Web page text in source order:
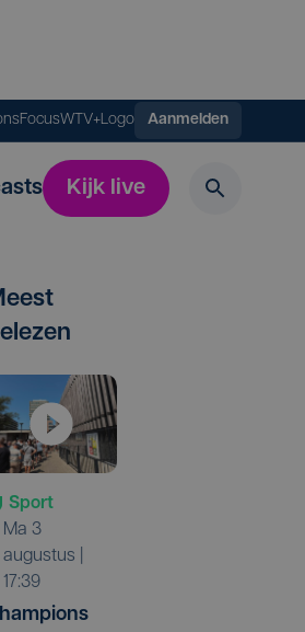
FocusWTV+Logo Aanmelden
Kijk live
Sport
ma 3
augustus |
17:39